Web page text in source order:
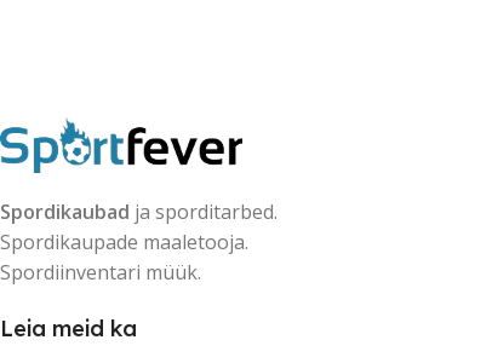
Spordikaubad ja sporditarbed.
Spordikaupade maaletooja.
Spordiinventari müük.
Leia meid ka